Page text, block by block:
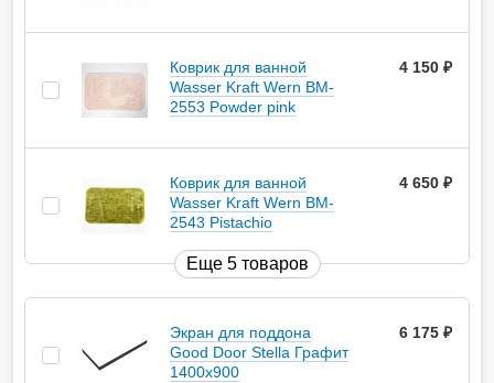
Коврик для ванной
Wasser Kraft Wern BM-
2553 Powder pink
4 150
Коврик для ванной
Wasser Kraft Wern BM-
2543 Pistachio
4 650
Еще 5 товаров
Экран для поддона
Good Door Stella Графит
1400x900
6 175